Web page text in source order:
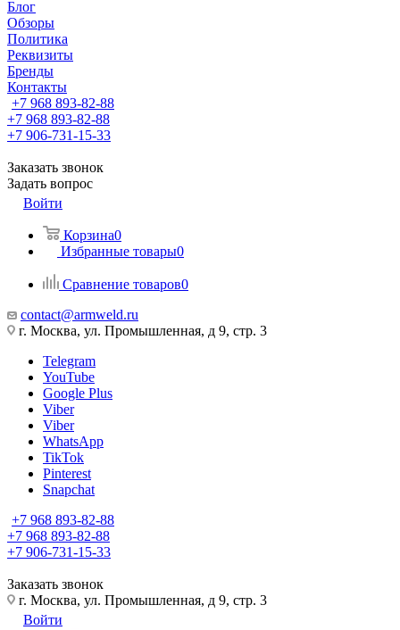
Блог
Обзоры
Политика
Реквизиты
Бренды
Контакты
+7 968 893-82-88
+7 968 893-82-88
+7 906-731-15-33
Заказать звонок
Задать вопрос
Войти
Корзина0
Избранные товары0
Сравнение товаров0
contact@armweld.ru
г. Москва, ул. Промышленная, д 9, стр. 3
Telegram
YouTube
Google Plus
Viber
Viber
WhatsApp
TikTok
Pinterest
Snapchat
+7 968 893-82-88
+7 968 893-82-88
+7 906-731-15-33
Заказать звонок
г. Москва, ул. Промышленная, д 9, стр. 3
Войти